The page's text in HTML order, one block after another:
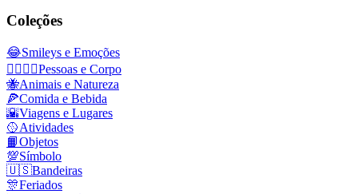
Coleções
😂Smileys e Emoções
👩‍❤️‍💋‍👨Pessoas e Corpo
🐝Animais e Natureza
🍕Comida e Bebida
🌇Viagens e Lugares
🥎Atividades
📙Objetos
💯Símbolo
🇺🇸Bandeiras
🎊Feriados